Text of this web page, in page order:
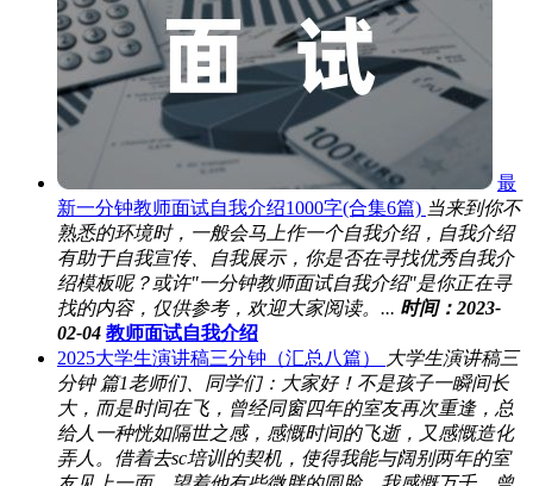
最
新一分钟教师面试自我介绍1000字(合集6篇) 当来到你不
熟悉的环境时，一般会马上作一个自我介绍，自我介绍
有助于自我宣传、自我展示，你是否在寻找优秀自我介
绍模板呢？或许"一分钟教师面试自我介绍"是你正在寻
找的内容，仅供参考，欢迎大家阅读。... 时间：2023-
02-04 教师面试自我介绍
2025大学生演讲稿三分钟（汇总八篇）
大学生演讲稿三
分钟 篇1老师们、同学们：大家好！不是孩子一瞬间长
大，而是时间在飞，曾经同窗四年的室友再次重逢，总
给人一种恍如隔世之感，感慨时间的飞逝，又感慨造化
弄人。借着去sc培训的契机，使得我能与阔别两年的室